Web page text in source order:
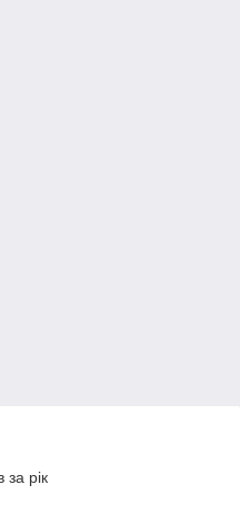
за рік